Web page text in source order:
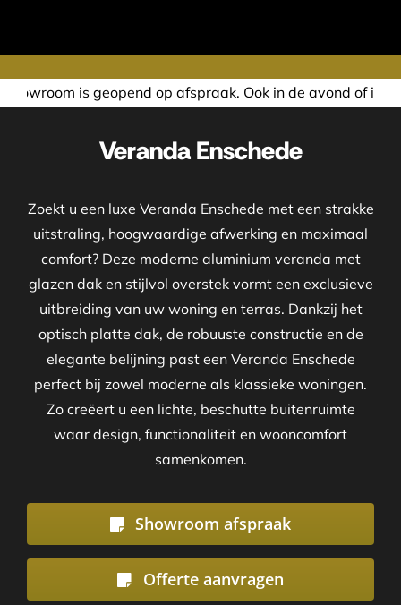
op afspraak. Ook in de avond of in het weekend nemen
Veranda Enschede
Zoekt u een luxe Veranda Enschede met een strakke
uitstraling, hoogwaardige afwerking en maximaal
comfort? Deze moderne aluminium veranda met
glazen dak en stijlvol overstek vormt een exclusieve
uitbreiding van uw woning en terras. Dankzij het
optisch platte dak, de robuuste constructie en de
elegante belijning past een Veranda Enschede
perfect bij zowel moderne als klassieke woningen.
Zo creëert u een lichte, beschutte buitenruimte
waar design, functionaliteit en wooncomfort
samenkomen.
Showroom afspraak
Offerte aanvragen